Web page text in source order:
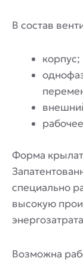
В состав
корпус;
Форма
специально
высокую
Возможна